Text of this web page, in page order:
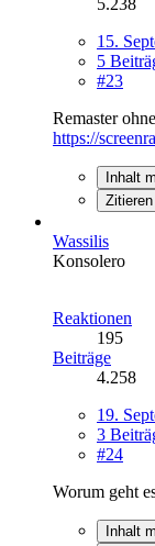
15.
5
#23
Remaster
https://
Inhalt
Zitieren
Wassilis
Konsolero
Reaktionen
195
Beiträge
4.258
19.
3
#24
Worum geht
Inhalt